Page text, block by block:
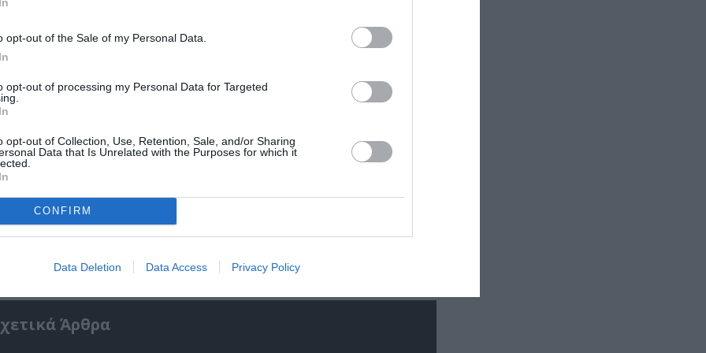
opt-out of the Sale of my Personal Data.
opt-out of processing my Personal Data for Targeted
opt-out of Collection, Use, Retention, Sale, and/or Sharing
Data that Is Unrelated with the Purposes for which it
CONFIRM
Data Deletion Data Access Privacy Policy
και τον Πολιτισμό!
το Culturenow.gr
Άρθρα